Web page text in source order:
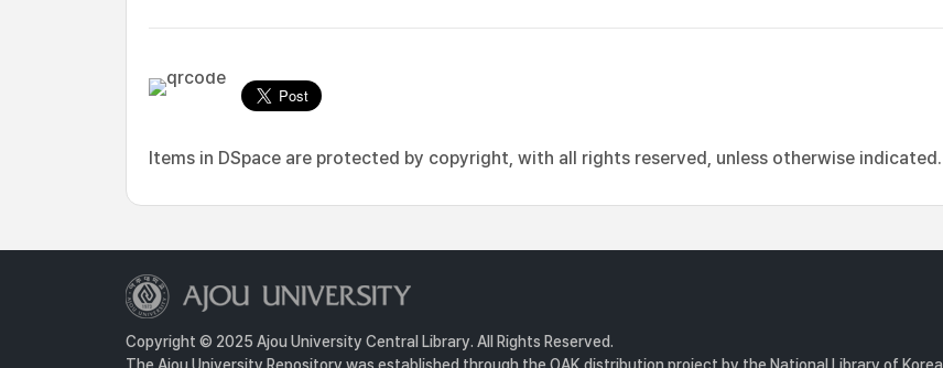
Items in DSpace are protected by copyright, with all rights reserved, unless otherwise indicated.
Copyright © 2025 Ajou University Central Library. All Rights Reserved.
The Ajou University Repository was established through the OAK distribution project by the National Library of Korea.